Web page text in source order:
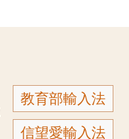
教育部輸入法
信望愛輸入法